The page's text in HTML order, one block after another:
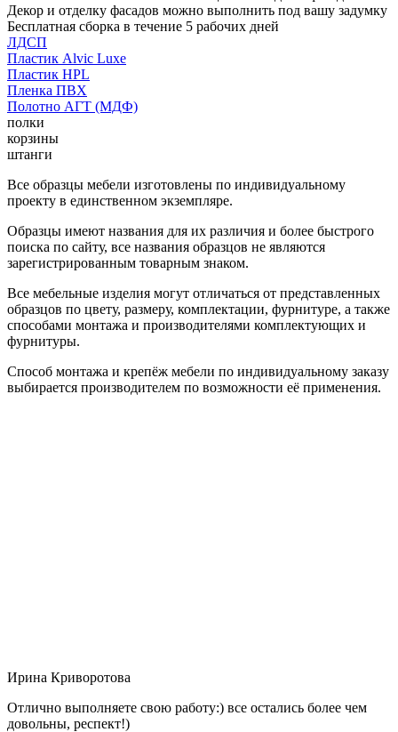
Декор и отделку фасадов можно выполнить под вашу задумку
Бесплатная сборка в течение 5 рабочих дней
ЛДСП
Пластик Alvic Luxe
Пластик HPL
Пленка ПВХ
Полотно АГТ (МДФ)
полки
корзины
штанги
Все образцы мебели изготовлены по индивидуальному
проекту в единственном экземпляре.
Образцы имеют названия для их различия и более быстрого
поиска по сайту, все названия образцов не являются
зарегистрированным товарным знаком.
Все мебельные изделия могут отличаться от представленных
образцов по цвету, размеру, комплектации, фурнитуре, а также
способами монтажа и производителями комплектующих и
фурнитуры.
Способ монтажа и крепёж мебели по индивидуальному заказу
выбирается производителем по возможности её применения.
Ирина Криворотова
Отлично выполняете свою работу:) все остались более чем
довольны, респект!)